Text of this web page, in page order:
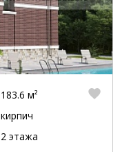
183.6 м²
кирпич
2 этажа